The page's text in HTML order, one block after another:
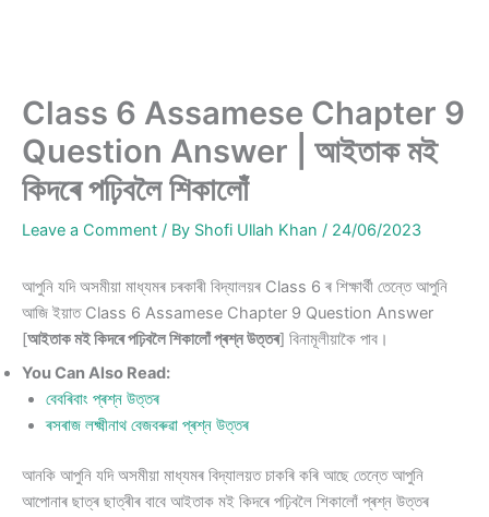
Class 6 Assamese Chapter 9
Question Answer | আইতাক মই
কিদৰে পঢ়িবলৈ শিকালোঁ
Leave a Comment / By Shofi Ullah Khan / 24/06/2023
আপুনি যদি অসমীয়া মাধ্যমৰ চৰকাৰী বিদ্যালয়ৰ Class 6 ৰ শিক্ষাৰ্থী তেন্তে আপুনি
আজি ইয়াত Class 6 Assamese Chapter 9 Question Answer
[আইতাক মই কিদৰে পঢ়িবলৈ শিকালোঁ প্ৰশ্ন উত্তৰ] বিনামূলীয়াকৈ পাব।
You Can Also Read:
বেবৰিবাং প্ৰশ্ন উত্তৰ
ৰসৰাজ লক্ষ্মীনাথ বেজবৰুৱা প্ৰশ্ন উত্তৰ
আনকি আপুনি যদি অসমীয়া মাধ্যমৰ বিদ্যালয়ত চাকৰি কৰি আছে তেন্তে আপুনি
আপোনাৰ ছাত্ৰ ছাত্ৰীৰ বাবে আইতাক মই কিদৰে পঢ়িবলৈ শিকালোঁ প্ৰশ্ন উত্তৰ